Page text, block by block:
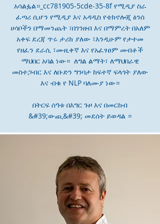
አሳልፏል።_cc781905-5cde-35-8f የሚዲያ ስራ
ፈጣሪ ሲሆን የሚዲያ እና አዳዲስ የቴክኖሎጂ ፅንሰ
ሀሳቦችን በማመንጨት ፣በገንዘብ እና በማምረት በአለም
አቀፍ ደረጃ ጥሩ ታሪክ ያለው ፣እንዲሁም የታተመ
የዘፈን ደራሲ ፣ሙዚቀኛ እና የአፈፃፀም መብቶች
ማህበር አባል ነው። ለግል ልማት፣ ለማህበራዊ
መስተጋብር እና ለቡድን ግንባታ ከፍተኛ ፍላጎት ያለው
እና ብቁ የ NLP ባለሙያ ነው።
በትርፍ ሰዓቱ በእግር ጉዞ እና በመርከብ
&#39;ውጪ&#39; መደሰት ይወዳል ።